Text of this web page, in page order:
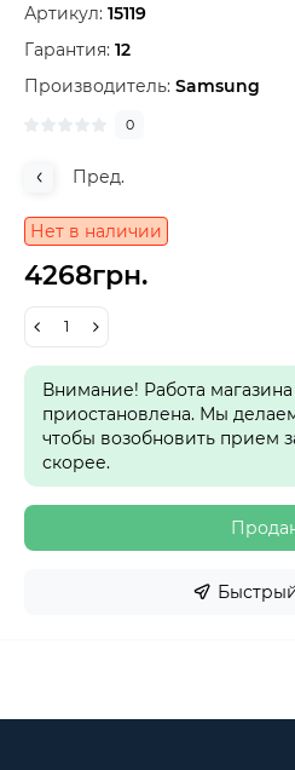
Артикул: 15119
Гарантия: 12
Производитель: Samsung
0
Пред.
Нет в наличии
4268грн.
Внимание! Работа
приостановлена. Мы
чтобы возобновить прием
скорее.